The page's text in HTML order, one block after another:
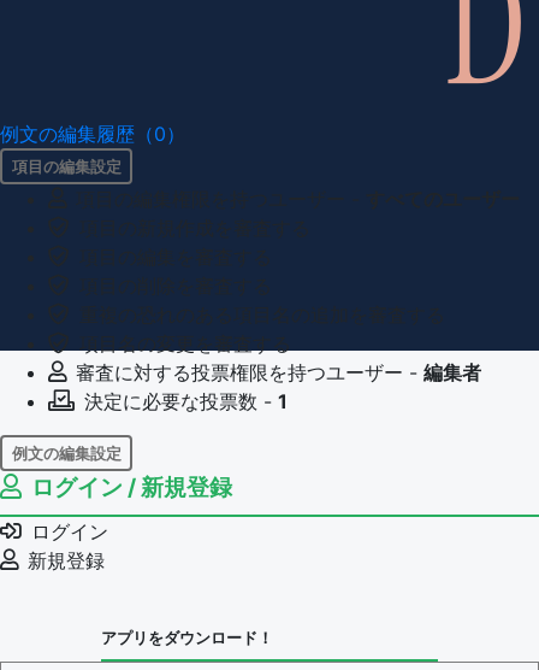
例文の編集履歴（0）
項目の編集設定
審査に対する投票権限を持つユーザー - 編集者
決定に必要な投票数 - 1
例文の編集設定
例文の編集権限を持つユーザー -
例文の削除を審査する
審査に対する投票権限を持つユーザー -
決定に必要な投票数 -
問題の編集権限を持つユーザー -すべてのユーザー
ログイン / 新規登録
ログイン
新規登録
アプリをダウンロード！